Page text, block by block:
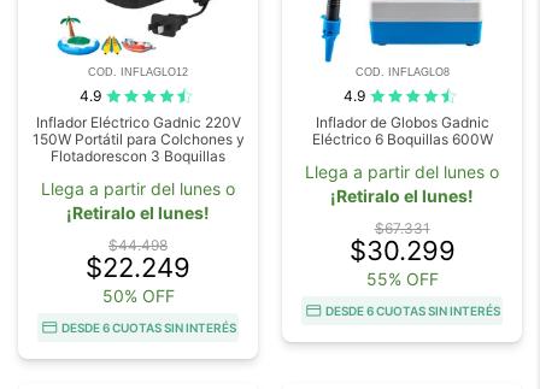
COD. INFLAGLO12
4.9
Inflador Eléctrico Gadnic 220V
150W Portátil para Colchones y
Flotadorescon 3 Boquillas
Llega a partir del lunes o
¡Retiralo el lunes!
$44.498
$22.249
50% OFF
DESDE 6 CUOTAS SIN INTERÉS
COD. INFLAGLO8
4.9
Inflador de Globos Gadnic
Eléctrico 6 Boquillas 600W
Llega a partir del lunes o
¡Retiralo el lunes!
$67.331
$30.299
55% OFF
DESDE 6 CUOTAS SIN INTERÉS